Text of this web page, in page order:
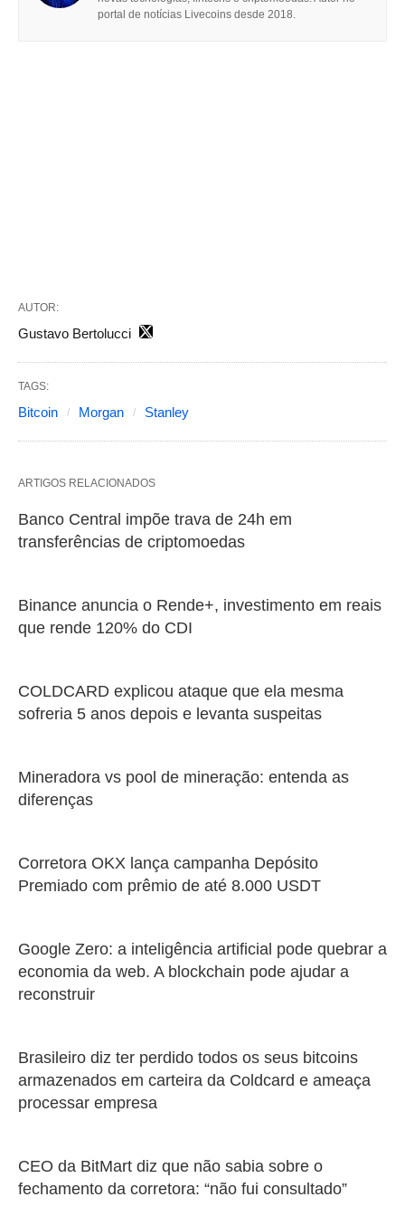
portal de notícias Livecoins desde 2018.
AUTOR:
Gustavo Bertolucci
TAGS:
Bitcoin Morgan Stanley
ARTIGOS RELACIONADOS
Banco Central impõe trava de 24h em
transferências de criptomoedas
Binance anuncia o Rende+, investimento em reais
que rende 120% do CDI
COLDCARD explicou ataque que ela mesma
sofreria 5 anos depois e levanta suspeitas
Mineradora vs pool de mineração: entenda as
diferenças
Corretora OKX lança campanha Depósito
Premiado com prêmio de até 8.000 USDT
Google Zero: a inteligência artificial pode quebrar a
economia da web. A blockchain pode ajudar a
reconstruir
Brasileiro diz ter perdido todos os seus bitcoins
armazenados em carteira da Coldcard e ameaça
processar empresa
CEO da BitMart diz que não sabia sobre o
fechamento da corretora: “não fui consultado”